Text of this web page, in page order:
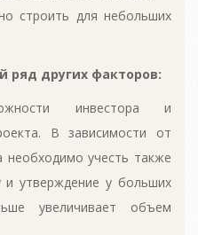
строить для небольших
ряд других факторов:
инвестора и
В зависимости от
необходимо учесть также
и утверждение у больших
увеличивает объем